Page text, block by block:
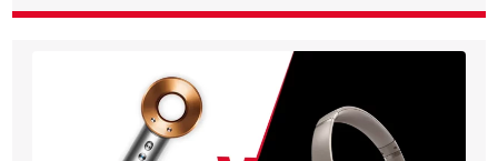
nettoie vos correspondances non désirées, tout en calculant votre
faire le ménage efficacement ? The New Siècle a fait le Versus.